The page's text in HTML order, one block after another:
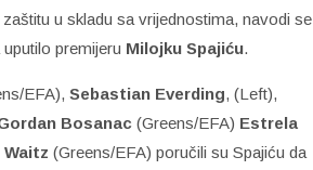
u skladu sa vrijednostima, navodi se
premijeru Milojku Spajiću.
EFA), Sebastian Everding, (Left),
Bosanac (Greens/EFA) Estrela
(Greens/EFA) poručili su Spajiću da